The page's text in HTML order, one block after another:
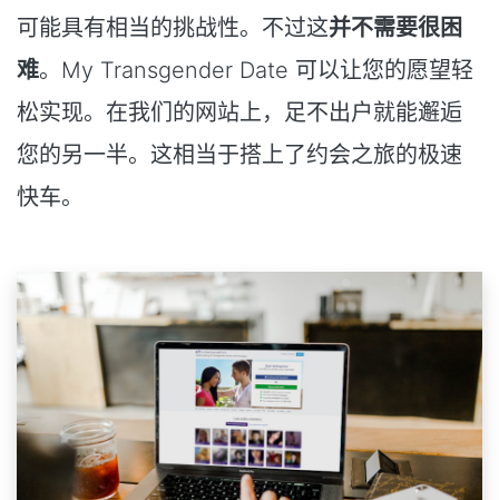
可能具有相当的挑战性。不过这并不需要很困
难。My Transgender Date 可以让您的愿望轻
松实现。在我们的网站上，足不出户就能邂逅
您的另一半。这相当于搭上了约会之旅的极速
快车。